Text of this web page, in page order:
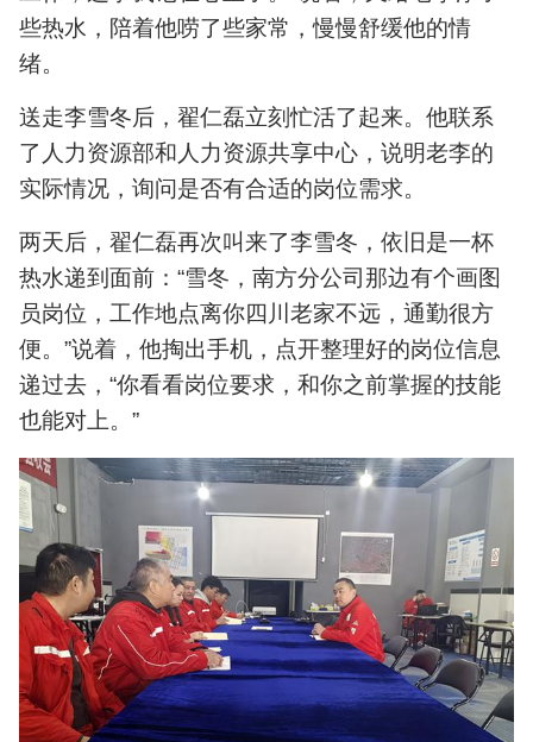
些热水，陪着他唠了些家常，慢慢舒缓他的情
绪。
送走李雪冬后，翟仁磊立刻忙活了起来。他联系
了人力资源部和人力资源共享中心，说明老李的
实际情况，询问是否有合适的岗位需求。
两天后，翟仁磊再次叫来了李雪冬，依旧是一杯
热水递到面前：“雪冬，南方分公司那边有个画图
员岗位，工作地点离你四川老家不远，通勤很方
便。”说着，他掏出手机，点开整理好的岗位信息
递过去，“你看看岗位要求，和你之前掌握的技能
也能对上。”